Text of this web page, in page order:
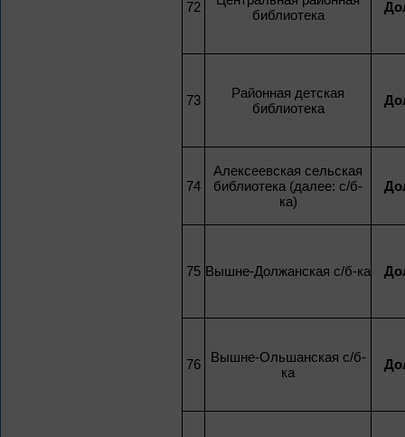
72
библиотека
73
Районная детская
библиотека
74
Алексеевская сельская
библиотека (далее: с/б-
ка)
75 Вышне-Должанская с/б-ка
76
Вышне-Ольшанская с/б-
ка